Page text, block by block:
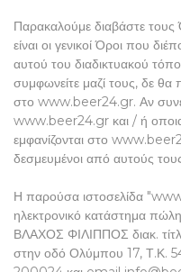
Παρακαλούμε διαβάστε
είναι οι γενικοί Όροι που
αυτού του διαδικτυακού
συμφωνείτε μαζί τους, δε
στο www.beer24.gr. Αν
www.beer24.gr και / ή
εμφανίζονται στο
δεσμευμένοι από αυτούς
Η παρούσα ιστοσελίδα
ηλεκτρονικό κατάστημα
ΒΛΑΧΟΣ ΦΙΛΙΠΠΟΣ διακ.
στην οδό Ολύμπου 17, Τ.Κ.